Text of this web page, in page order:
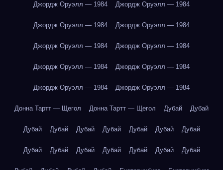
Джордж Оруэлл — 1984 Джордж Оруэлл — 1984
Джордж Оруэлл — 1984 Джордж Оруэлл — 1984
Джордж Оруэлл — 1984 Джордж Оруэлл — 1984
Джордж Оруэлл — 1984 Джордж Оруэлл — 1984
Джордж Оруэлл — 1984 Джордж Оруэлл — 1984
Донна Тартт — Щегол Донна Тартт — Щегол Дубай Дубай
Дубай Дубай Дубай Дубай Дубай Дубай Дубай
Дубай Дубай Дубай Дубай Дубай Дубай Дубай